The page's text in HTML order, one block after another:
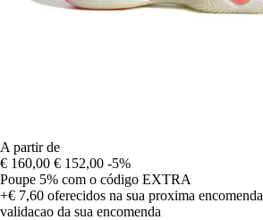
A partir de
€ 160,00 € 152,00 -5%
Poupe 5% com o código EXTRA
+€ 7,60 oferecidos na sua proxima encomenda
validacao da sua encomenda